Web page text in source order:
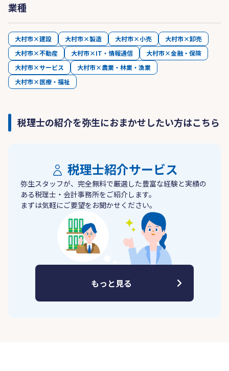
業種
大村市×建設 大村市×製造 大村市×小売
大村市×卸売
大村市×不動産
大村市×IT・情報通信
大村市×金融・保険
大村市×サービス
大村市×農業・林業・漁業
大村市×医療・福祉
税理士の紹介を弥生におまかせしたい方はこちら
税理士紹介サービス
弥生スタッフが、完全無料で厳選した豊富な経験と実績の
ある税理士・会計事務所をご紹介します。
まずは気軽にご要望をお聞かせください。
もっと見る